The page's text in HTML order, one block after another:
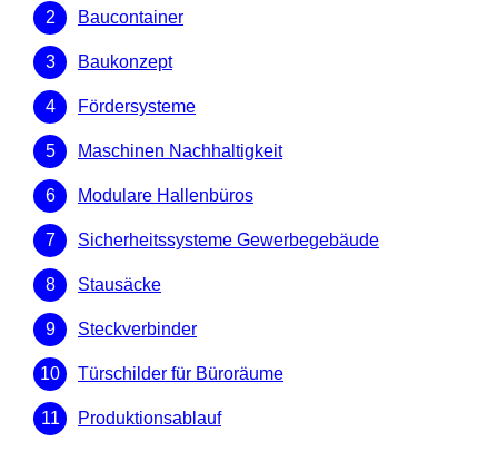
Baucontainer
Baukonzept
Fördersysteme
Maschinen Nachhaltigkeit
Modulare Hallenbüros
Sicherheitssysteme Gewerbegebäude
Stausäcke
Steckverbinder
Türschilder für Büroräume
Produktionsablauf